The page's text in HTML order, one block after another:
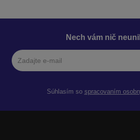
Nech vám nič
Súhlasím so spracovaním